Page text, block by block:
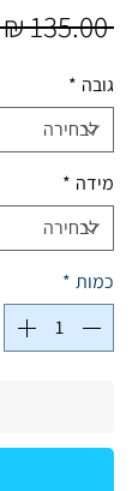
‏135.00 ‏₪
גובה *
מידה *
כמות *